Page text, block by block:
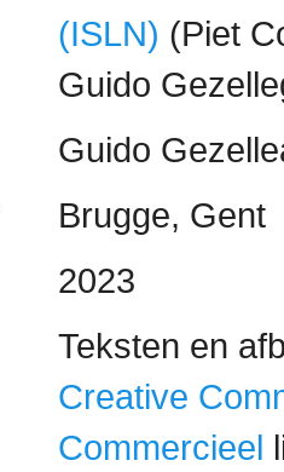
(ISLN) (Piet
Guido
Guido
Brugge, Gent
2023
Teksten en
Creative
Commercieel